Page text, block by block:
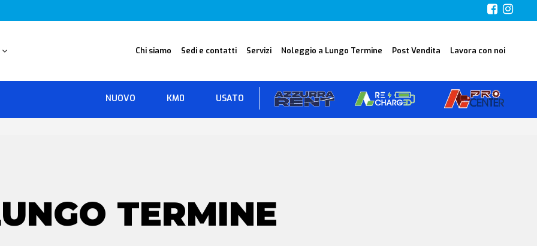
Chi siamo Sedi e contatti Servizi Noleggio a Lungo Termine Post Vendita Lavora con noi
NUOVO KM0 USATO
TERMINE